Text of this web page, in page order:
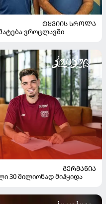
ᲢᲧᲕᲘᲘᲡ ᲡᲠᲝᲚᲐ
ვროცლავში
ᲒᲔᲠᲛᲐᲜᲘᲐ
30 მილიონად მიჰყიდა